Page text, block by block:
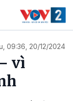
09:36, 20/12/2024
vì